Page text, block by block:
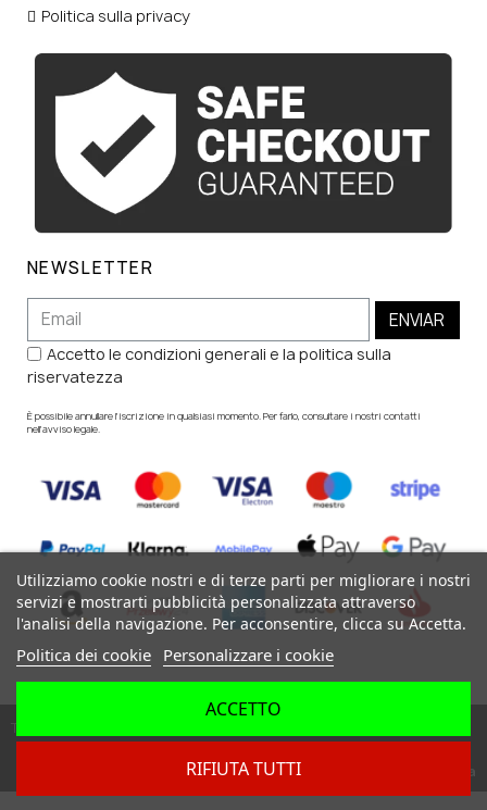
Politica sulla privacy
NEWSLETTER
ENVIAR
Accetto le condizioni generali e la politica sulla
riservatezza
È possibile annullare l'iscrizione in qualsiasi momento. Per farlo, consultare i nostri contatti
nell'avviso legale.
Tutti i diritti riservati ©
Dev. by Digital Agency Barcelona
Utilizziamo cookie nostri e di terze parti per migliorare i nostri
servizi e mostrarti pubblicità personalizzata attraverso
l'analisi della navigazione. Per acconsentire, clicca su Accetta.
Politica dei cookie Personalizzare i cookie
RIFIUTA TUTTI
ACCETTO